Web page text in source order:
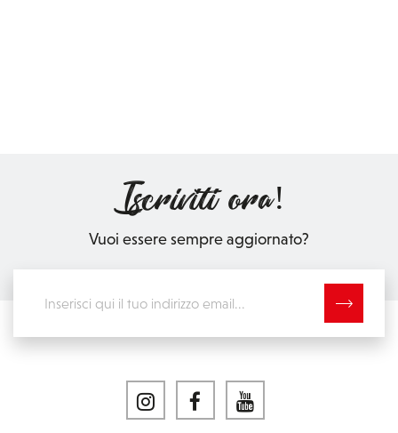
Iscriviti ora!
Vuoi essere sempre aggiornato?